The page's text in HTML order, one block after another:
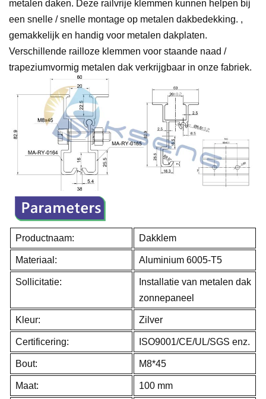
metalen daken. Deze railvrije klemmen kunnen helpen bij
een snelle / snelle montage op metalen dakbedekking. ,
gemakkelijk en handig voor metalen dakplaten.
Verschillende railloze klemmen voor staande naad /
trapeziumvormig metalen dak verkrijgbaar in onze fabriek.
Productnaam: Dakklem
Materiaal: Aluminium 6005-T5
Sollicitatie:
Installatie van metalen dak
zonnepaneel
Kleur: Zilver
Certificering: ISO9001/CE/UL/SGS enz.
Bout: M8*45
Maat: 100 mm